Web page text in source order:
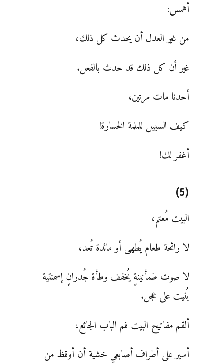
أهمس:
من غير العدل أن يحدث كل ذلك،
غير أن كل ذلك قد حدث بالفعل.
أحدنا مات مرتين،
كيف السبيل للملمة الخسارة!
أغفر لك!
(5)
البيت مُعتم،
لا رائحة طعام يُطهى أو مائدة تُعد،
لا صوت طمأنينةٍ يُخفف وطأة جُدرانٍ إسمنتية
بُنيت على عجل.
ألقم مفاتيح البيت فم الباب الجائع،
أسير على أطراف أصابعي خشية أن أوقظ من